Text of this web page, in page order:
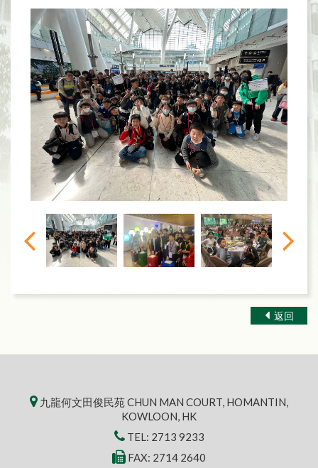
返回
九龍何文田俊民苑 CHUN MAN COURT, HOMANTIN,
KOWLOON, HK
TEL: 2713 9233
FAX: 2714 2640